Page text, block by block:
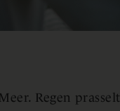
Regen prasselt